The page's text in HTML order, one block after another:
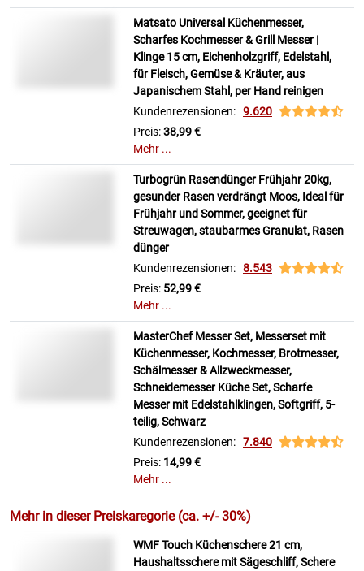
Matsato Universal Küchenmesser,
Scharfes Kochmesser & Grill Messer |
Klinge 15 cm, Eichenholzgriff, Edelstahl,
für Fleisch, Gemüse & Kräuter, aus
Japanischem Stahl, per Hand reinigen
Kundenrezensionen: 9.620
Preis:38,99 €
Mehr ...
Turbogrün Rasendünger Frühjahr 20kg,
gesunder Rasen verdrängt Moos, Ideal für
Frühjahr und Sommer, geeignet für
Streuwagen, staubarmes Granulat, Rasen
dünger
Kundenrezensionen: 8.543
Preis: 52,99 €
Mehr ...
MasterChef Messer Set, Messerset mit
Küchenmesser, Kochmesser, Brotmesser,
Schälmesser & Allzweckmesser,
Schneidemesser Küche Set, Scharfe
Messer mit Edelstahlklingen, Softgriff, 5-
teilig, Schwarz
Kundenrezensionen: 7.840
Preis: 14,99 €
Mehr ...
Mehr in dieser Preiskaregorie (ca. +/- 30%)
WMF Touch Küchenschere 21 cm,
Haushaltsschere mit Sägeschliff, Schere